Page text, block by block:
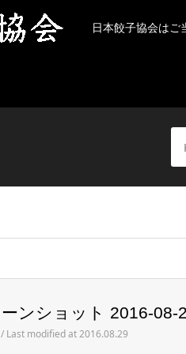
日本餃子協会はご
ト 2016-08-29 14.56.43
ンショット 2016-08-
Last modified at 2016.08.29